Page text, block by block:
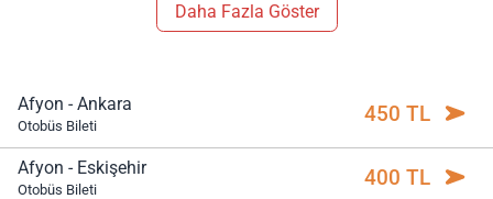
Daha Fazla Göster
Afyon - Ankara
Otobüs Bileti 450 TL
Afyon - Eskişehir
Otobüs Bileti 400 TL